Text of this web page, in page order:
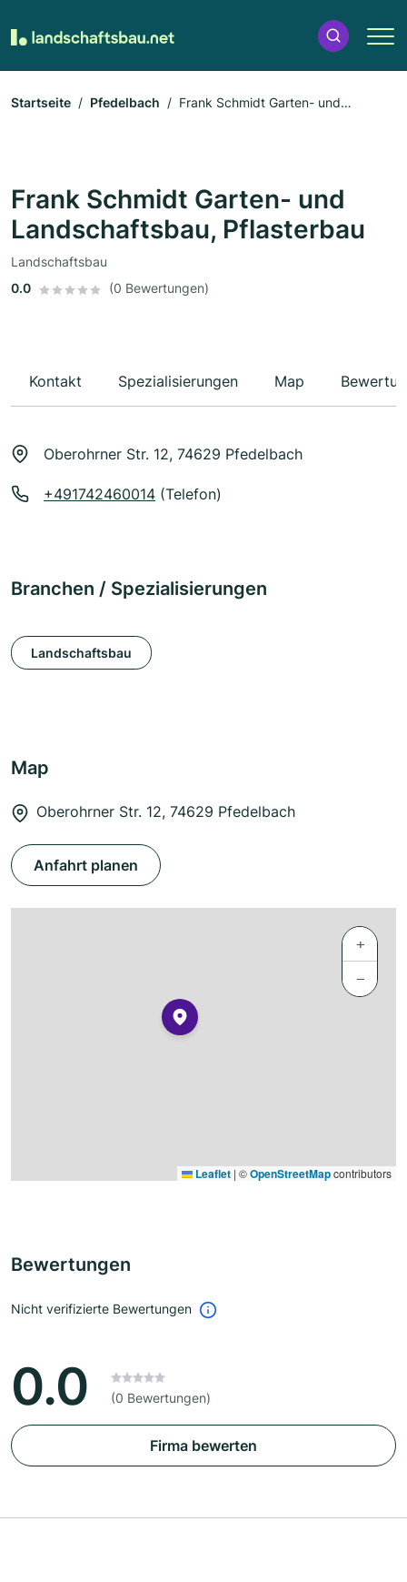
Startseite Pfedelbach
Frank Schmidt Garten- und
Frank Schmidt Garten- und
Landschaftsbau, Pflasterbau
Landschaftsbau
0.0
(0 Bewertungen)
Kontakt Spezialisierungen Map
Oberohrner Str. 12, 74629 Pfedelbach
+491742460014 (Telefon)
Branchen / Spezialisierungen
Landschaftsbau
Map
Oberohrner Str. 12, 74629 Pfedelbach
Anfahrt planen
+
−
Leaflet | ©OpenStreetMapcontributors
Bewertungen
Nicht verifizierte Bewertungen
0.0 (0 Bewertungen)
Firma bewerten